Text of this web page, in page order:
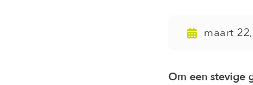
maart
Om een stevige